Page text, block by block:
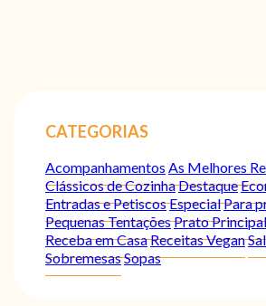
CATEGORIAS
Acompanhamentos As Melhores
Clássicos de CozinhaDestaque
Entradas e PetiscosEspecialPara
Pequenas TentaçõesPrato Principal
Receba em CasaReceitas Vegan
SobremesasSopas